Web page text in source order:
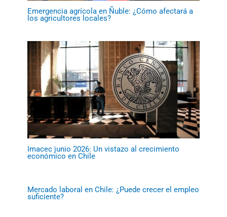
Emergencia agrícola en Ñuble: ¿Cómo afectará a
los agricultores locales?
Imacec junio 2026: Un vistazo al crecimiento
económico en Chile
Mercado laboral en Chile: ¿Puede crecer el empleo
suficiente?